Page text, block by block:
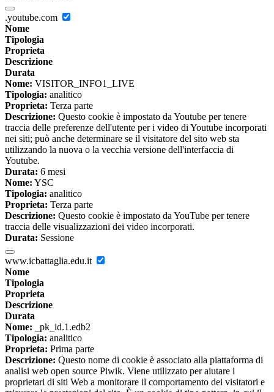
.youtube.com
Nome
Tipologia
Proprieta
Descrizione
Durata
Nome: VISITOR_INFO1_LIVE
Tipologia: analitico
Proprieta: Terza parte
Descrizione: Questo cookie è impostato da Youtube per tenere
traccia delle preferenze dell'utente per i video di Youtube incorporati
nei siti; può anche determinare se il visitatore del sito web sta
utilizzando la nuova o la vecchia versione dell'interfaccia di
Youtube.
Durata: 6 mesi
Nome: YSC
Tipologia: analitico
Proprieta: Terza parte
Descrizione: Questo cookie è impostato da YouTube per tenere
traccia delle visualizzazioni dei video incorporati.
Durata: Sessione
www.icbattaglia.edu.it
Nome
Tipologia
Proprieta
Descrizione
Durata
Nome: _pk_id.1.edb2
Tipologia: analitico
Proprieta: Prima parte
Descrizione: Questo nome di cookie è associato alla piattaforma di
analisi web open source Piwik. Viene utilizzato per aiutare i
proprietari di siti Web a monitorare il comportamento dei visitatori e